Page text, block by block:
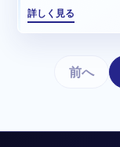
詳しく見る
前へ